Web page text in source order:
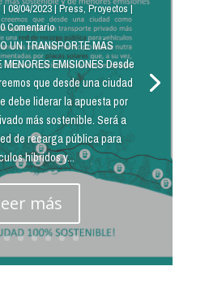
|08/04/2023|Press,Proyectos|
0 Comentario
UN TRANSPORTE MÁS
MENORES EMISIONES Desde
que desde una ciudad
debe liderar la apuesta por
más sostenible. Será a
de recarga pública para
híbridos y...
más